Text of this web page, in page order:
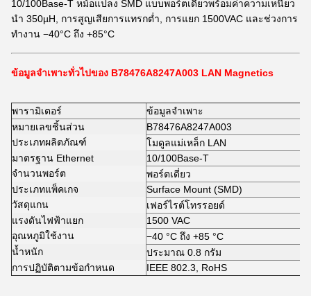
10/100Base-T หม้อแปลง SMD แบบพอร์ตเดี่ยวพร้อมค่าความเหนี่ยว
นำ 350µH, การสูญเสียการแทรกต่ำ, การแยก 1500VAC และช่วงการ
ทำงาน −40°C ถึง +85°C
ข้อมูลจำเพาะทั่วไปของ B78476A8247A003 LAN Magnetics
พารามิเตอร์
ข้อมูลจำเพาะ
หมายเลขชิ้นส่วน
B78476A8247A003
ประเภทผลิตภัณฑ์
โมดูลแม่เหล็ก LAN
มาตรฐาน Ethernet
10/100Base-T
จำนวนพอร์ต
พอร์ตเดี่ยว
ประเภทแพ็คเกจ
Surface Mount (SMD)
วัสดุแกน
เฟอร์ไรต์โทรรอยด์
แรงดันไฟฟ้าแยก
1500 VAC
อุณหภูมิใช้งาน
−40 °C ถึง +85 °C
น้ำหนัก
ประมาณ 0.8 กรัม
การปฏิบัติตามข้อกำหนด
IEEE 802.3, RoHS